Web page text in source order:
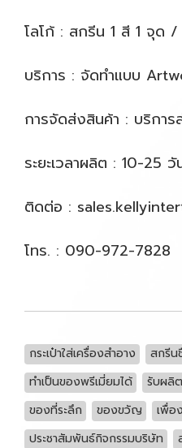
โลโก้ : สกรีน 1 สี 1 จุด /
บริการ : จัดทำแบบ
การจัดส่งสินค้า : บริกา
ระยะเวลาผลิต : 10-25 วั
ติดต่อ :
โทร. : 090-972-7828
กระเป๋าใส่เครื่องสำอาง สกรีน
ทำเป็นของพรีเมี่ยมได้
รับผลิต
ของที่ระลึก
ของขวัญ
เพื่อ
ประชาสัมพันธ์กิจกรรมบริษัท